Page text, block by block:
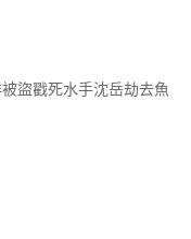
盜戳死水手沈岳劫去魚